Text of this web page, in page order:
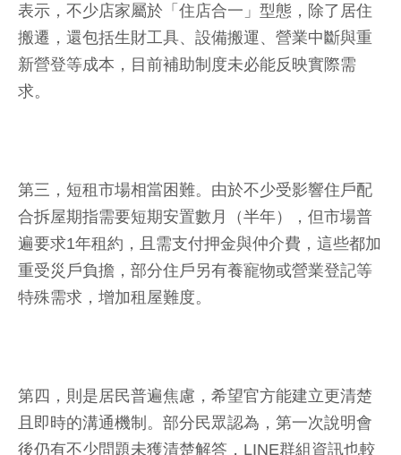
表示，不少店家屬於「住店合一」型態，除了居住
搬遷，還包括生財工具、設備搬運、營業中斷與重
新營登等成本，目前補助制度未必能反映實際需
求。
第三，短租市場相當困難。由於不少受影響住戶配
合拆屋期指需要短期安置數月（半年），但市場普
遍要求1年租約，且需支付押金與仲介費，這些都加
重受災戶負擔，部分住戶另有養寵物或營業登記等
特殊需求，增加租屋難度。
第四，則是居民普遍焦慮，希望官方能建立更清楚
且即時的溝通機制。部分民眾認為，第一次說明會
後仍有不少問題未獲清楚解答，LINE群組資訊也較